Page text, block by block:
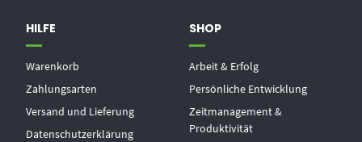
HILFE
Warenkorb
Zahlungsarten
Versand und Lieferung
Datenschutzerklärung
SHOP
Arbeit & Erfolg
Persönliche Entwicklung
Zeitmanagement &
Produktivität